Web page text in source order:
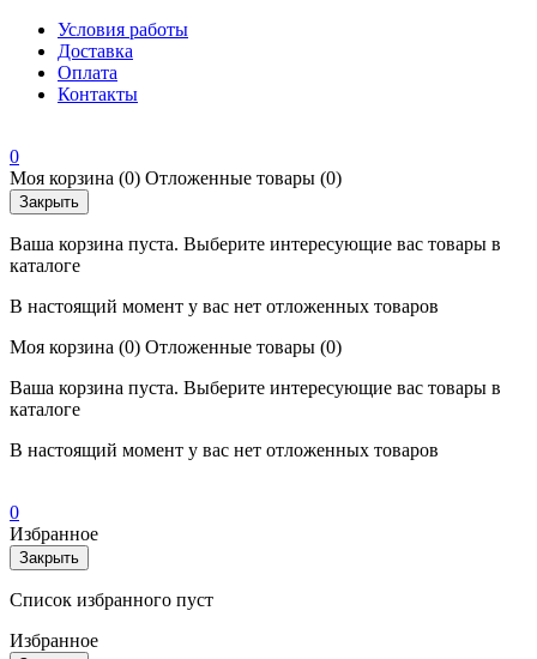
Условия работы
Доставка
Оплата
Контакты
0
Моя корзина (0) Отложенные товары (0)
Закрыть
Ваша корзина пуста. Выберите интересующие вас товары в
каталоге
В настоящий момент у вас нет отложенных товаров
Моя корзина (0) Отложенные товары (0)
Ваша корзина пуста. Выберите интересующие вас товары в
каталоге
В настоящий момент у вас нет отложенных товаров
0
Избранное
Закрыть
Список избранного пуст
Избранное